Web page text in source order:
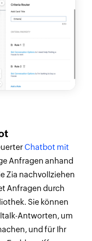
Chatbot mit
Anfragen anhand
Zia nachvollziehen
Anfragen durch
Sie können
Antworten, um
und für Ihr